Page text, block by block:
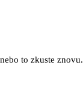
to zkuste znovu.